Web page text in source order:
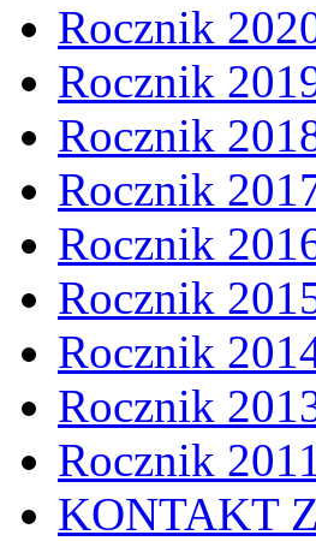
Rocznik
Rocznik
Rocznik
Rocznik
Rocznik
Rocznik
Rocznik
Rocznik
Rocznik
KONTAKT